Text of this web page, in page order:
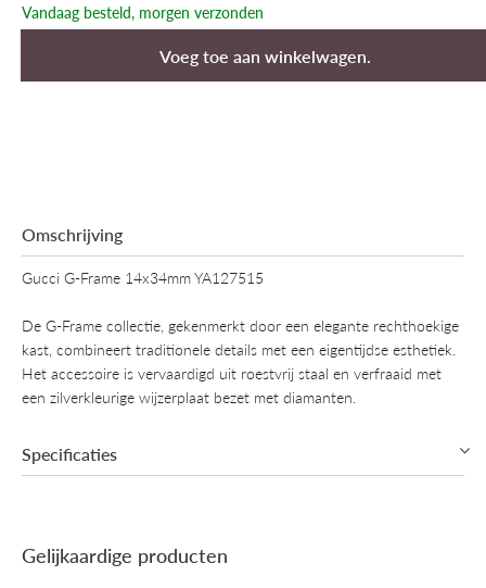
Vandaag besteld, morgen verzonden
Voeg toe aan winkelwagen.
Omschrijving
Gucci G-Frame 14x34mm YA127515
De G-Frame collectie, gekenmerkt door een elegante rechthoekige
kast, combineert traditionele details met een eigentijdse esthetiek.
Het accessoire is vervaardigd uit roestvrij staal en verfraaid met
een zilverkleurige wijzerplaat bezet met diamanten.
Specificaties
Mechanisme
Quartz (Batterij)
Gelijkaardige producten